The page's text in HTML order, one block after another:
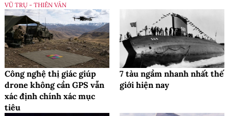
VŨ TRỤ - THIÊN VĂN
Công nghệ thị giác giúp
drone không cần GPS vẫn
xác định chính xác mục
tiêu
7 tàu ngầm nhanh nhất thế
giới hiện nay